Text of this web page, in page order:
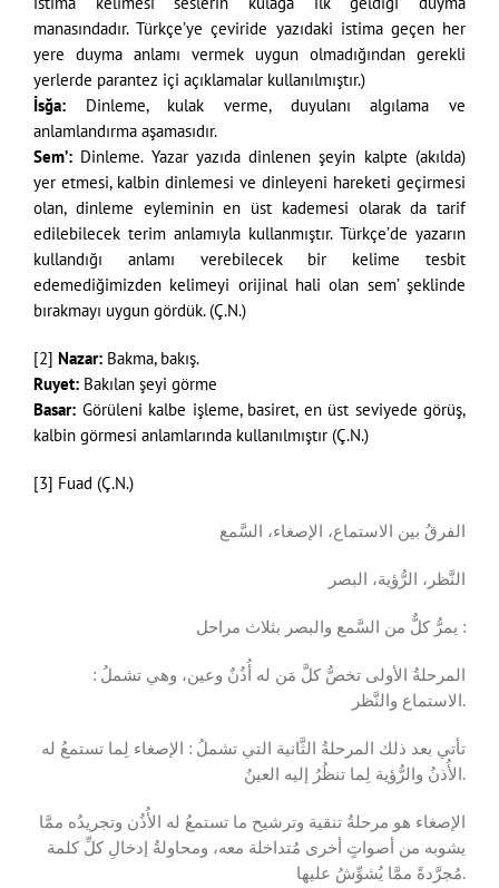
manasındadır. Türkçe’ye çeviride yazıdaki istima geçen her
yere duyma anlamı vermek uygun olmadığından gerekli
yerlerde parantez içi açıklamalar kullanılmıştır.)
İsğa: Dinleme, kulak verme, duyulanı algılama ve
anlamlandırma aşamasıdır.
Sem’: Dinleme. Yazar yazıda dinlenen şeyin kalpte (akılda)
yer etmesi, kalbin dinlemesi ve dinleyeni hareketi geçirmesi
olan, dinleme eyleminin en üst kademesi olarak da tarif
edilebilecek terim anlamıyla kullanmıştır. Türkçe’de yazarın
kullandığı anlamı verebilecek bir kelime tesbit
edemediğimizden kelimeyi orijinal hali olan sem’ şeklinde
bırakmayı uygun gördük. (Ç.N.)
[2] Nazar: Bakma, bakış.
Ruyet: Bakılan şeyi görme
Basar: Görüleni kalbe işleme, basiret, en üst seviyede görüş,
kalbin görmesi anlamlarında kullanılmıştır (Ç.N.)
[3] Fuad (Ç.N.)
الفرقُ بين الاستماع، الإصغاء، السَّمع
النَّظر، الرُّؤية، البصر
يمرُّ كلٌّ من السَّمع والبصر بثلاث مراحل :
المرحلةُ الأولى تخصُّ كلَّ مَن له أُذُنٌ وعين، وهي تشملُ :
الاستماع والنَّظر.
تأتي بعد ذلك المرحلةُ الثَّانية التي تشملُ : الإصغاء لِما تستمعُ له
الأُذنُ والرُّؤية لِما تنظُرُ إليه العينُ.
الإصغاء هو مرحلةُ تنقية وترشيح ما تستمعُ له الأُذُن وتجريدُه ممَّا
يشوبه من أصواتٍ أخرى مُتداخلة معه، ومحاولةُ إدخالِ كلِّ كلمة
مُجرَّدةً ممَّا يُشوِّشُ عليها.